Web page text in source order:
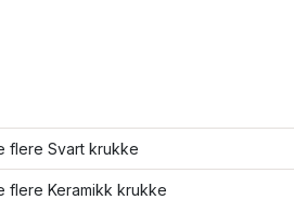
flere Svart krukke
flere Keramikk krukke